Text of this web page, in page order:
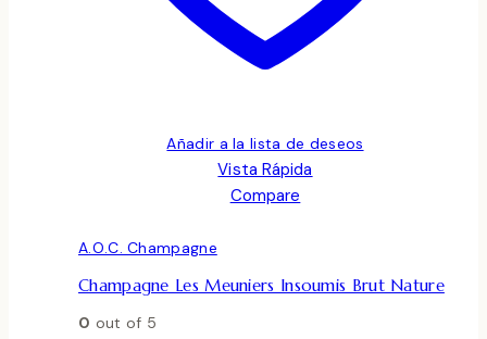
Añadir a la lista de deseos
Vista Rápida
Compare
A.O.C. Champagne
Champagne Les Meuniers Insoumis Brut Nature
0 out of 5